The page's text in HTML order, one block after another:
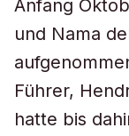
Anfang
und Nama
Führer,
hatte bis